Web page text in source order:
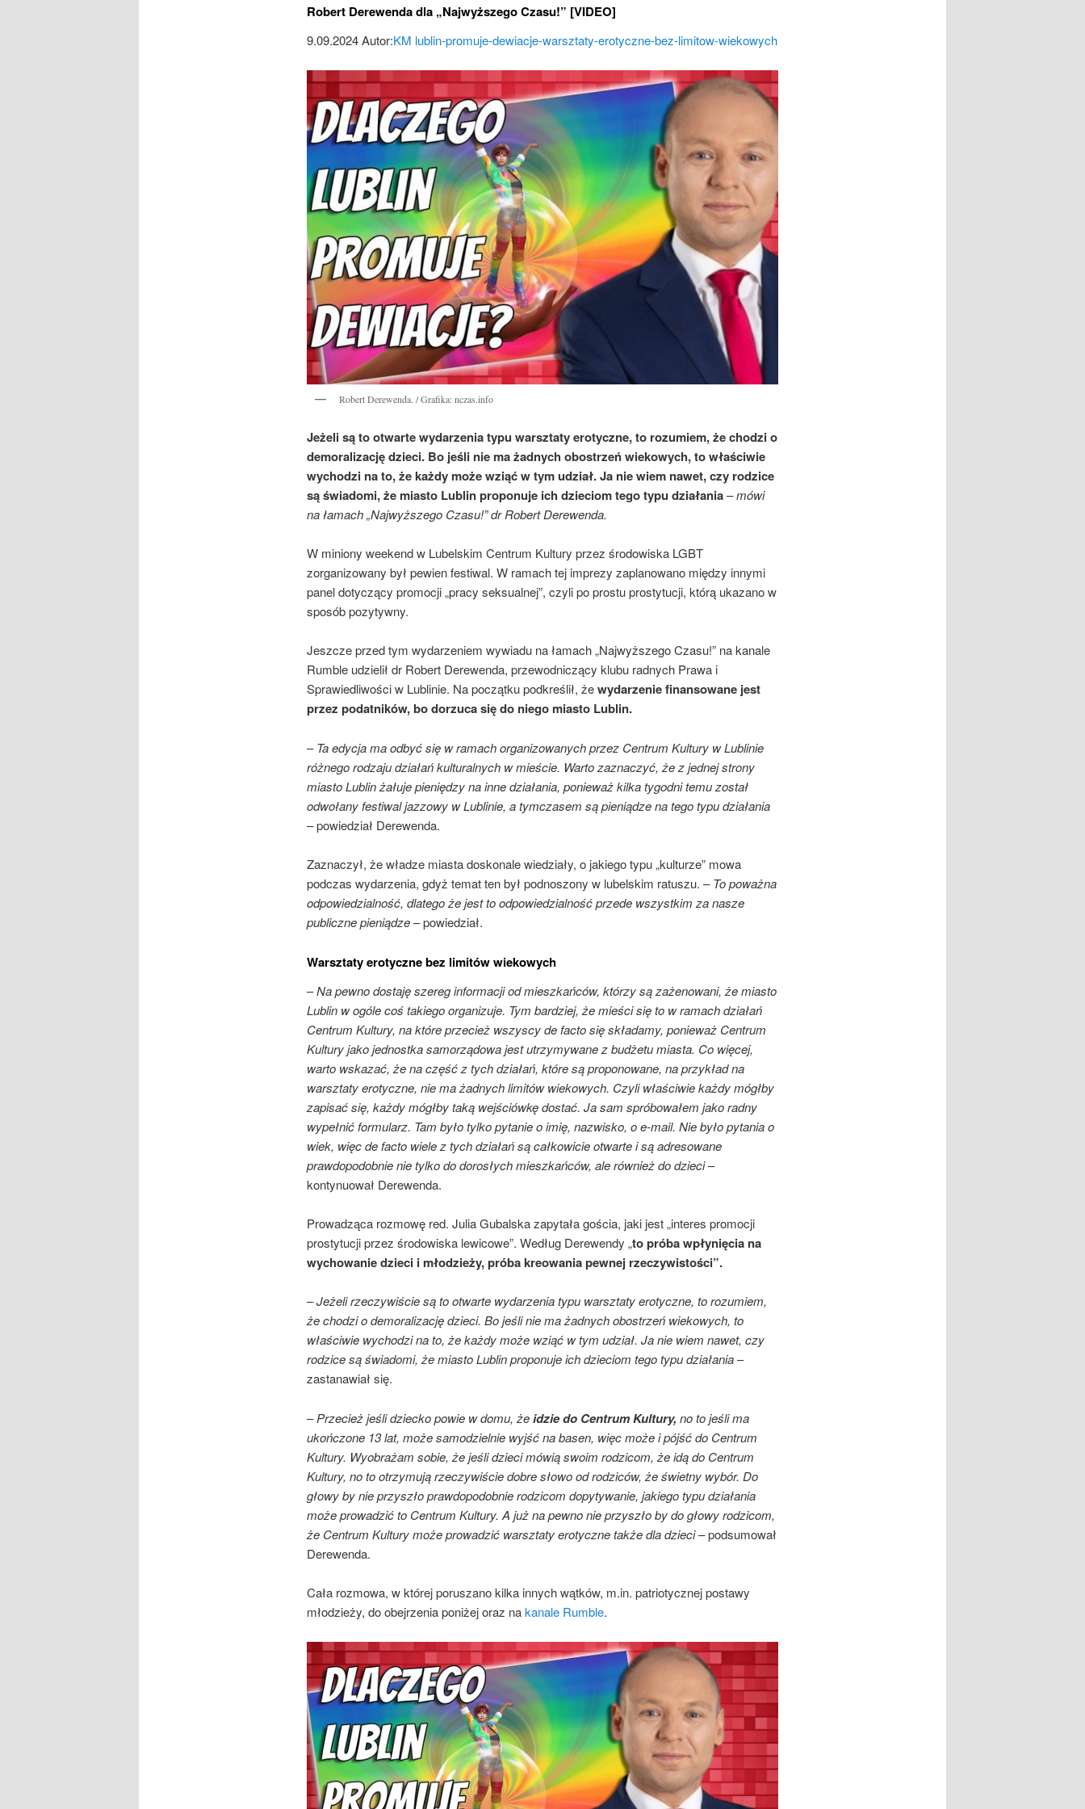
Robert Derewenda dla „Najwyższego Czasu!” [VIDEO]
9.09.2024 Autor:KM lublin-promuje-dewiacje-warsztaty-erotyczne-bez-limitow-wiekowych
Robert Derewenda. / Grafika: nczas.info
Jeżeli są to otwarte wydarzenia typu warsztaty erotyczne, to rozumiem, że chodzi o
demoralizację dzieci. Bo jeśli nie ma żadnych obostrzeń wiekowych, to właściwie
wychodzi na to, że każdy może wziąć w tym udział. Ja nie wiem nawet, czy rodzice
są świadomi, że miasto Lublin proponuje ich dzieciom tego typu działania– mówi
na łamach „Najwyższego Czasu!” dr Robert Derewenda.
W miniony weekend w Lubelskim Centrum Kultury przez środowiska LGBT
zorganizowany był pewien festiwal. W ramach tej imprezy zaplanowano między innymi
panel dotyczący promocji „pracy seksualnej”, czyli po prostu prostytucji, którą ukazano w
sposób pozytywny.
Jeszcze przed tym wydarzeniem wywiadu na łamach „Najwyższego Czasu!” na kanale
Rumble udzielił dr Robert Derewenda, przewodniczący klubu radnych Prawa i
Sprawiedliwości w Lublinie. Na początku podkreślił, żewydarzenie finansowane jest
przez podatników, bo dorzuca się do niego miasto Lublin.
–Ta edycja ma odbyć się w ramach organizowanych przez Centrum Kultury w Lublinie
różnego rodzaju działań kulturalnych w mieście. Warto zaznaczyć, że z jednej strony
miasto Lublin żałuje pieniędzy na inne działania, ponieważ kilka tygodni temu został
odwołany festiwal jazzowy w Lublinie, a tymczasem są pieniądze na tego typu działania
– powiedział Derewenda.
Zaznaczył, że władze miasta doskonale wiedziały, o jakiego typu „kulturze” mowa
podczas wydarzenia, gdyż temat ten był podnoszony w lubelskim ratuszu. –To poważna
odpowiedzialność, dlatego że jest to odpowiedzialność przede wszystkim za nasze
publiczne pieniądze– powiedział.
Warsztaty erotyczne bez limitów wiekowych
–Na pewno dostaję szereg informacji od mieszkańców, którzy są zażenowani, że miasto
Lublin w ogóle coś takiego organizuje. Tym bardziej, że mieści się to w ramach działań
Centrum Kultury, na które przecież wszyscy de facto się składamy, ponieważ Centrum
Kultury jako jednostka samorządowa jest utrzymywane z budżetu miasta. Co więcej,
warto wskazać, że na część z tych działań, które są proponowane, na przykład na
warsztaty erotyczne, nie ma żadnych limitów wiekowych. Czyli właściwie każdy mógłby
zapisać się, każdy mógłby taką wejściówkę dostać. Ja sam spróbowałem jako radny
wypełnić formularz. Tam było tylko pytanie o imię, nazwisko, o e-mail. Nie było pytania o
wiek, więc de facto wiele z tych działań są całkowicie otwarte i są adresowane
prawdopodobnie nie tylko do dorosłych mieszkańców, ale również do dzieci–
kontynuował Derewenda.
Prowadząca rozmowę red. Julia Gubalska zapytała gościa, jaki jest „interes promocji
prostytucji przez środowiska lewicowe”. Według Derewendy „to próba wpłynięcia na
wychowanie dzieci i młodzieży, próba kreowania pewnej rzeczywistości”.
–Jeżeli rzeczywiście są to otwarte wydarzenia typu warsztaty erotyczne, to rozumiem,
że chodzi o demoralizację dzieci. Bo jeśli nie ma żadnych obostrzeń wiekowych, to
właściwie wychodzi na to, że każdy może wziąć w tym udział. Ja nie wiem nawet, czy
rodzice są świadomi, że miasto Lublin proponuje ich dzieciom tego typu działania–
zastanawiał się.
–Przecież jeśli dziecko powie w domu, żeidzie do Centrum Kultury, no to jeśli ma
ukończone 13 lat, może samodzielnie wyjść na basen, więc może i pójść do Centrum
Kultury. Wyobrażam sobie, że jeśli dzieci mówią swoim rodzicom, że idą do Centrum
Kultury, no to otrzymują rzeczywiście dobre słowo od rodziców, że świetny wybór. Do
głowy by nie przyszło prawdopodobnie rodzicom dopytywanie, jakiego typu działania
może prowadzić to Centrum Kultury. A już na pewno nie przyszło by do głowy rodzicom,
że Centrum Kultury może prowadzić warsztaty erotyczne także dla dzieci– podsumował
Derewenda.
Cała rozmowa, w której poruszano kilka innych wątków, m.in. patriotycznej postawy
młodzieży, do obejrzenia poniżej oraz nakanale Rumble.